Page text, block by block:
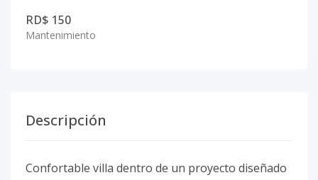
RD$ 150
Mantenimiento
Descripción
Confortable villa dentro de un proyecto diseñado